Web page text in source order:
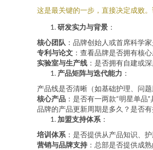
这是最关键的一步，直接决定成败
研发实力与背景 ：
核心团队 ：品牌创始人或首席科学
专利与论文 ：查看品牌是否拥有核
实验室与生产线 ：是否拥有自建或
产品矩阵与迭代能力 ：
产品线是否清晰（如基础护理、问
核心产品 ：是否有一两款“明星单品
品牌的产品更新周期是多久？是否
加盟支持体系 ：
培训体系 ：是否提供从产品知识、
营销与品牌支持 ：总部是否提供成